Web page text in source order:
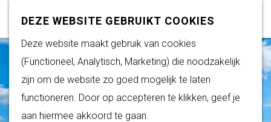
DEZE WEBSITE GEBRUIKT COOKIES
Deze website maakt gebruik van cookies
(Functioneel, Analytisch, Marketing) die noodzakelijk
zijn om de website zo goed mogelijk te laten
functioneren. Door op accepteren te klikken, geef je
aan hiermee akkoord te gaan.
G
a
a
K
Z
e
k
M
e
DUURZAAM WONEN
Duurzame initiatieven
Fairtrade Gemeente
Het Energieloket